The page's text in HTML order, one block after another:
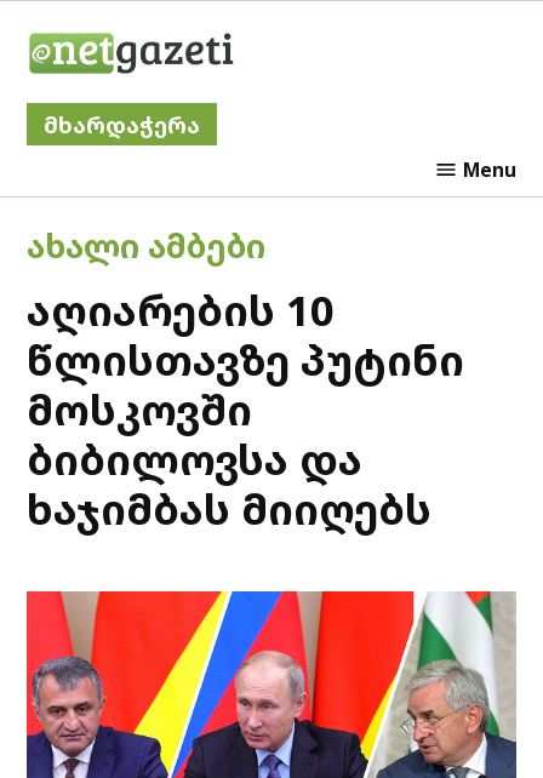
მხარდაჭერა
Menu
POSTED
ᲐᲮᲐᲚᲘ ᲐᲛᲑᲔᲑᲘ
აღიარების 10
წლისთავზე პუტინი
მოსკოვში
ბიბილოვსა და
ხაჯიმბას მიიღებს